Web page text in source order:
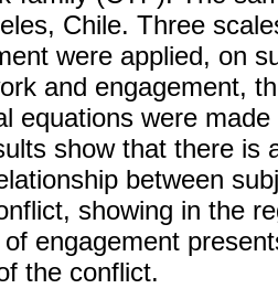
Chile. Three
were applied, on
and engagement,
equations were
show that there is
between
showing in the
engagement
the conflict.